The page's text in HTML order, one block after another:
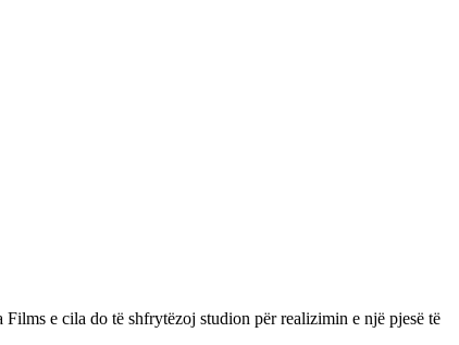
e cila do të shfrytëzoj studion për realizimin e një pjesë të